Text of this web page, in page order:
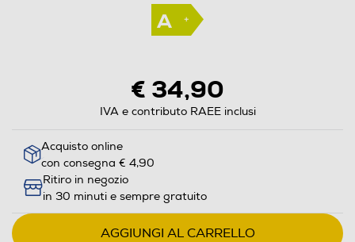
€ 34,90
IVA e contributo RAEE inclusi
Acquisto online
con consegna € 4,90
Ritiro in negozio
in 30 minuti e sempre gratuito
AGGIUNGI AL CARRELLO